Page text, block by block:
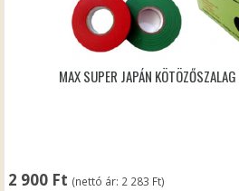
MAX SUPER JAPÁN KÖTÖZŐSZALAG
2 900 Ft (nettó ár: 2 283 Ft)